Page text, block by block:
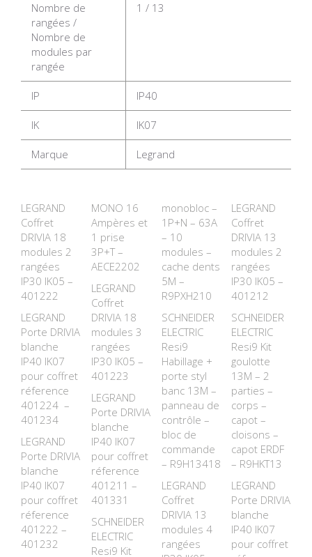
Nombre de
rangées /
Nombre de
modules par
rangée
1 / 13
IP IP40
IK IK07
Marque Legrand
LEGRAND
Coffret
DRIVIA 18
modules 2
rangées
IP30 IK05 –
401222
LEGRAND
Porte DRIVIA
blanche
IP40 IK07
pour coffret
réference
401224 –
401234
LEGRAND
Porte DRIVIA
blanche
IP40 IK07
pour coffret
réference
401222 –
401232
MONO 16
Ampères et
1 prise
3P+T –
AECE2202
LEGRAND
Coffret
DRIVIA 18
modules 3
rangées
IP30 IK05 –
401223
LEGRAND
Porte DRIVIA
blanche
IP40 IK07
pour coffret
réference
401211 –
401331
SCHNEIDER
ELECTRIC
Resi9 Kit
monobloc –
1P+N – 63A
– 10
modules –
cache dents
5M –
R9PXH210
SCHNEIDER
ELECTRIC
Resi9
Habillage +
porte styl
banc 13M –
panneau de
contrôle –
bloc de
commande
– R9H13418
LEGRAND
Coffret
DRIVIA 13
modules 4
rangées
LEGRAND
Coffret
DRIVIA 13
modules 2
rangées
IP30 IK05 –
401212
SCHNEIDER
ELECTRIC
Resi9 Kit
goulotte
13M – 2
parties –
corps –
capot –
cloisons –
capot ERDF
– R9HKT13
LEGRAND
Porte DRIVIA
blanche
IP40 IK07
pour coffret